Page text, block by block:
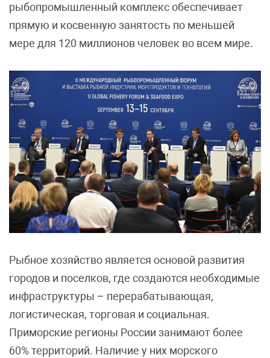
рыбопромышленный комплекс обеспечивает
прямую и косвенную занятость по меньшей
мере для 120 миллионов человек во всем мире.
Рыбное хозяйство является основой развития
городов и поселков, где создаются необходимые
инфраструктуры – перерабатывающая,
логистическая, торговая и социальная.
Приморские регионы России занимают более
60% территорий. Наличие у них морского